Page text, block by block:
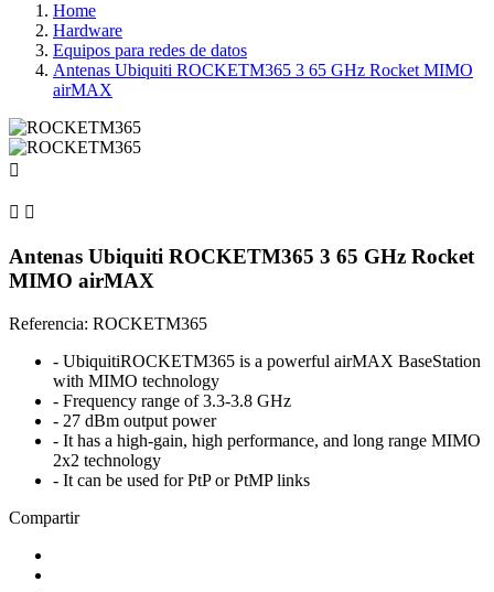
Home
Hardware
Equipos para redes de datos
Antenas Ubiquiti ROCKETM365 3 65 GHz Rocket MIMO
airMAX

 
Antenas Ubiquiti ROCKETM365 3 65 GHz Rocket
MIMO airMAX
Referencia: ROCKETM365
- UbiquitiROCKETM365 is a powerful airMAX BaseStation
with MIMO technology
- Frequency range of 3.3-3.8 GHz
- 27 dBm output power
- It has a high-gain, high performance, and long range MIMO
2x2 technology
- It can be used for PtP or PtMP links
Compartir